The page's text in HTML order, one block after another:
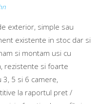
exterior, simple sau
existente in stoc dar si
si montam usi cu
rezistente si foarte
5 si 6 camere,
la raportul pret /